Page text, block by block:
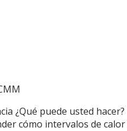
¿Qué puede usted
cómo intervalos de